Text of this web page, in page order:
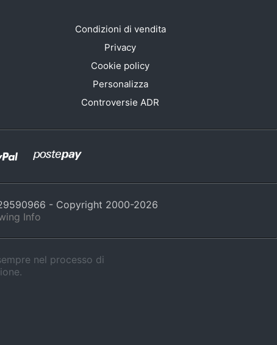
Condizioni di vendita
Privacy
Cookie policy
Personalizza
Controversie ADR
- Copyright 2000-2026
Info
nel processo di